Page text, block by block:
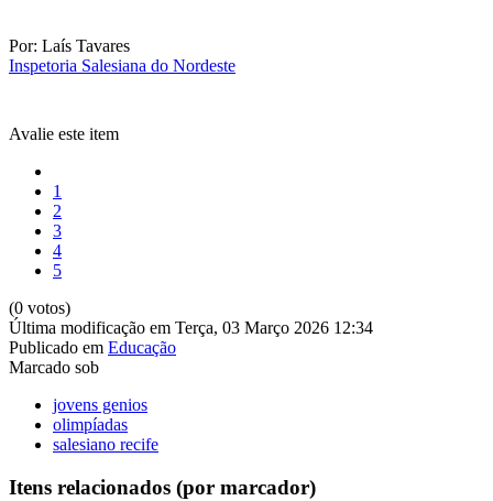
Por: Laís Tavares
Inspetoria Salesiana do Nordeste
Avalie este item
1
2
3
4
5
(0 votos)
Última modificação em Terça, 03 Março 2026 12:34
Publicado em Educação
Marcado sob
jovens genios
olimpíadas
salesiano recife
Itens relacionados (por marcador)